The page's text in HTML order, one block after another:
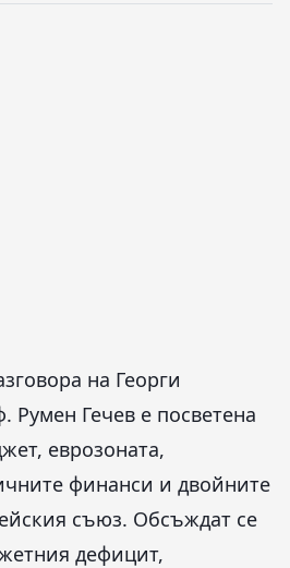
на Георги
Румен Гечев е посветена
еврозоната,
финанси и двойните
съюз. Обсъждат се
дефицит,